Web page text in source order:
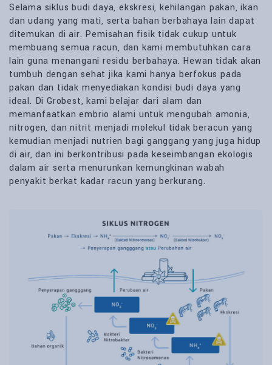
Selama siklus budi daya, ekskresi, kehilangan pakan, ikan
dan udang yang mati, serta bahan berbahaya lain dapat
ditemukan di air. Pemisahan fisik tidak cukup untuk
membuang semua racun, dan kami membutuhkan cara
lain guna menangani residu berbahaya. Hewan tidak akan
tumbuh dengan sehat jika kami hanya berfokus pada
pakan dan tidak menyediakan kondisi budi daya yang
ideal. Di Grobest, kami belajar dari alam dan
memanfaatkan embrio alami untuk mengubah amonia,
nitrogen, dan nitrit menjadi molekul tidak beracun yang
kemudian menjadi nutrien bagi ganggang yang juga hidup
di air, dan ini berkontribusi pada keseimbangan ekologis
dalam air serta menurunkan kemungkinan wabah
penyakit berkat kadar racun yang berkurang.